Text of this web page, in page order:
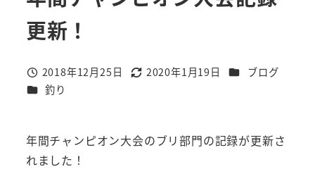
更新！
投稿日
2018年12月25日
更新日
2020年1月19日 カテゴリー
ブログ
カテゴリー
釣り
年間チャンピオン大会のブリ部門の記録が更新さ
れました！